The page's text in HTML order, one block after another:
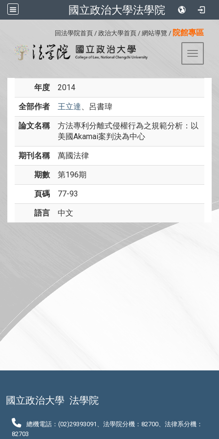
國立政治大學法學院
回法學院首頁 / 政治大學首頁 / 網站導覽 / 院館專區
Toggle
年度 2014
全部作者 王立達、呂書瑋
論文名稱
方法專利分離式侵權行為之規範分析：以
美國Akamai案判決為中心
期刊名稱 萬國法律
期數 第196期
頁碼 77-93
語言 中文
國立政治大學 法學院
總機電話：(02)29393091、法學院分機：82700、法律系分機：
82703